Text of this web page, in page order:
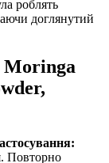
роблять
доглянутий
Moringa
Повторно